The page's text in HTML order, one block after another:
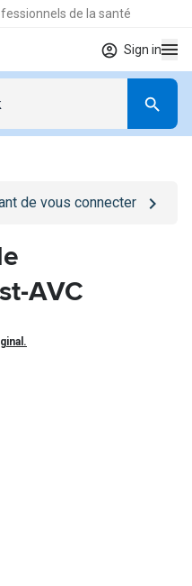
de la santé
Sign in
de vous connecter
AVC